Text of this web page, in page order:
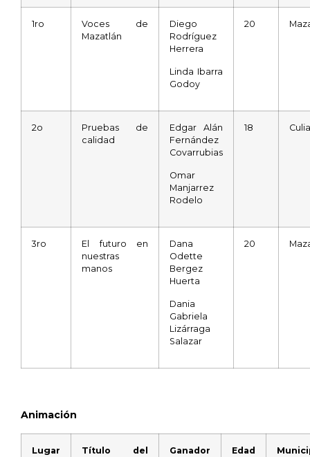
1ro
Voces de
Mazatlán
Diego
Rodríguez
Herrera
Linda Ibarra
Godoy
20
2o
Pruebas de
calidad
Edgar Alán
Fernández
Covarrubias
Omar
Manjarrez
Rodelo
18
3ro
El futuro en
nuestras
manos
Dana
Odette
Bergez
Huerta
Dania
Gabriela
Lizárraga
Salazar
20
Animación
Lugar
Título del
Ganador
Edad